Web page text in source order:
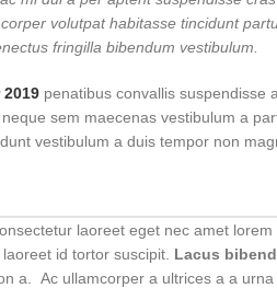
volutpat habitasse tincidunt
fringilla bibendum vestibulum.
penatibus convallis suspendisse
sem maecenas vestibulum a
vestibulum a duis tempor non
laoreet eget nec amet
id tortor suscipit. Lacus
a. Ac ullamcorper a ultrices a a